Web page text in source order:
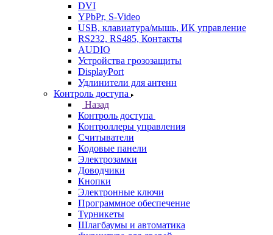
DVI
YPbPr, S-Video
USB, клавиатура/мышь, ИК управление
RS232, RS485, Контакты
AUDIO
Устройства грозозащиты
DisplayPort
Удлинители для антенн
Контроль доступа
Назад
Контроль доступа
Контроллеры управления
Считыватели
Кодовые панели
Электрозамки
Доводчики
Кнопки
Электронные ключи
Программное обеспечение
Турникеты
Шлагбаумы и автоматика